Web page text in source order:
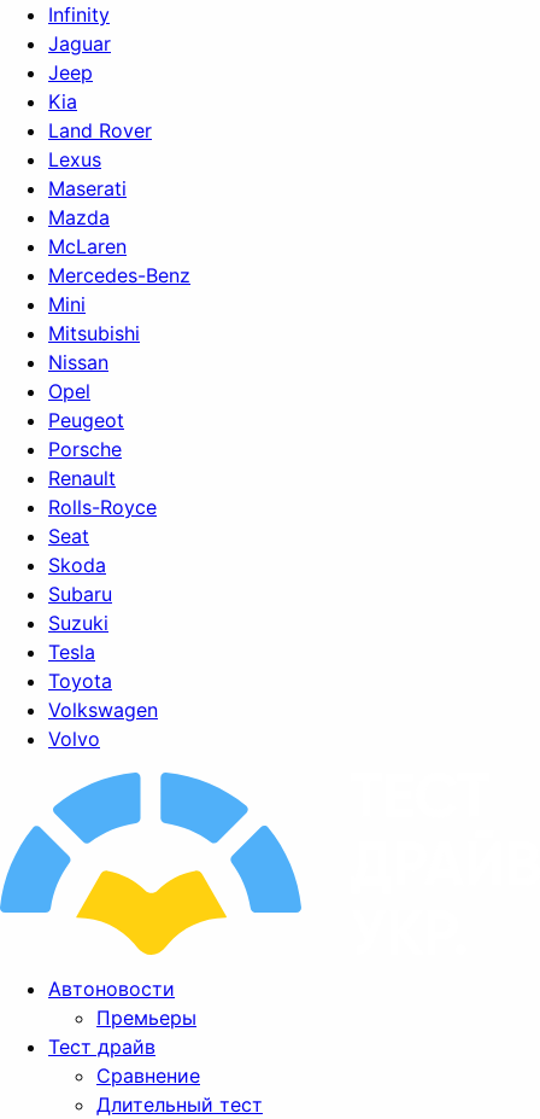
Infinity
Jaguar
Jeep
Kia
Land Rover
Lexus
Maserati
Mazda
McLaren
Mercedes-Benz
Mini
Mitsubishi
Nissan
Opel
Peugeot
Porsche
Renault
Rolls-Royce
Seat
Skoda
Subaru
Suzuki
Tesla
Toyota
Volkswagen
Volvo
Автоновости
Премьеры
Тест драйв
Сравнение
Длительный тест